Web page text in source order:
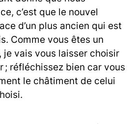
c’est que le nouvel
d’un plus ancien qui est
Comme vous êtes un
je vais vous laisser choisir
; réfléchissez bien car vous
le châtiment de celui